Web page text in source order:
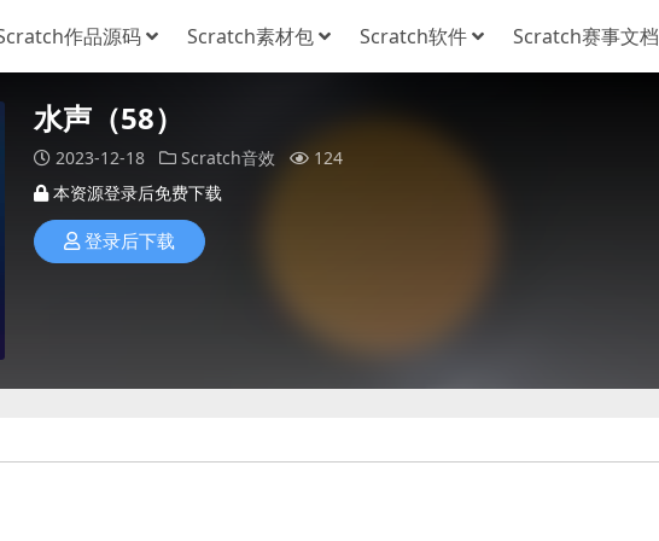
作品源码 Scratch素材包 Scratch软件 Scratch赛事文档
水声（58）
2023-12-18 Scratch音效
124
本资源登录后免费下载
登录后下载